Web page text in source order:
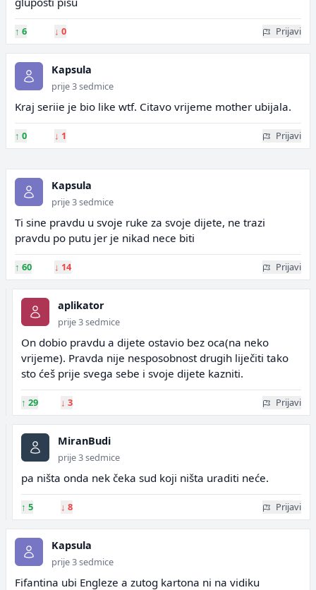
↑ 6 ↓ 0 Prijavi
Kapsula
prije 3 sedmice
Kraj seriie je bio like wtf. Citavo vrijeme mother ubijala.
↑ 0 ↓ 1 Prijavi
Kapsula
prije 3 sedmice
Ti sine pravdu u svoje ruke za svoje dijete, ne trazi
pravdu po putu jer je nikad nece biti
↑ 60 ↓ 14 Prijavi
aplikator
prije 3 sedmice
On dobio pravdu a dijete ostavio bez oca(na neko
vrijeme). Pravda nije nesposobnost drugih liječiti tako
sto ćeš prije svega sebe i svoje dijete kazniti.
↑ 29 ↓ 3 Prijavi
MiranBudi
prije 3 sedmice
pa ništa onda nek čeka sud koji ništa uraditi neće.
↑ 5 ↓ 8 Prijavi
Kapsula
prije 3 sedmice
Fifantina ubi Engleze a zutog kartona ni na vidiku